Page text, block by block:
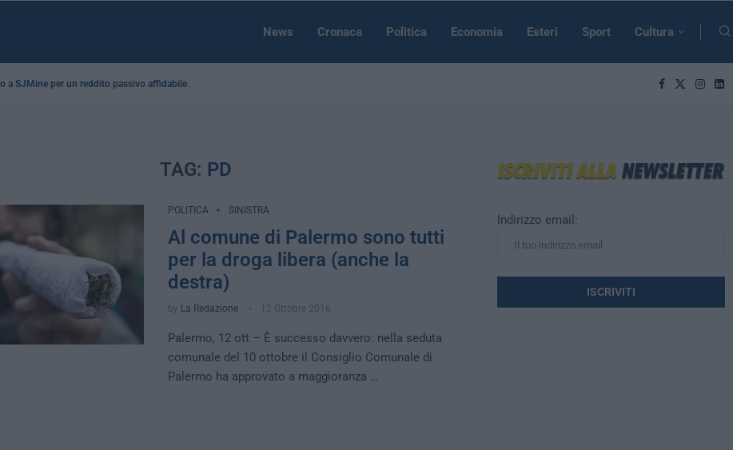
News Cronaca Politica Economia Esteri Sport Cultura
a SJMine per un reddito passivo affidabile...
TAG: PD
POLITICA SINISTRA
Al comune di Palermo sono tutti
per la droga libera (anche la
destra)
by La Redazione 12 Ottobre 2016
Palermo, 12 ott – È successo davvero: nella seduta
comunale del 10 ottobre il Consiglio Comunale di
Palermo ha approvato a maggioranza …
Indirizzo email: